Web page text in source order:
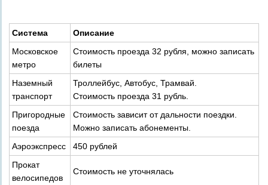
Система
Описание
Московское
метро
Стоимость проезда 32 рубля, можно записать
билеты
Наземный
транспорт
Троллейбус, Автобус, Трамвай.
Стоимость проезда 31 рубль.
Пригородные
поезда
Стоимость зависит от дальности поездки.
Можно записать абонементы.
Аэроэкспресс
450 рублей
Прокат
велосипедов
Стоимость не уточнялась